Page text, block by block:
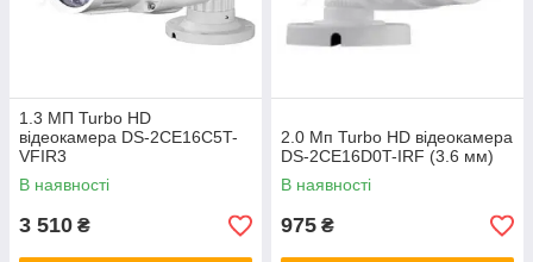
1.3 МП Turbo HD
відеокамера DS-2CE16C5T-
VFIR3
В наявності
3 510 ₴
2.0 Мп Turbo HD відеокамера
DS-2CE16D0T-IRF (3.6 мм)
В наявності
975 ₴